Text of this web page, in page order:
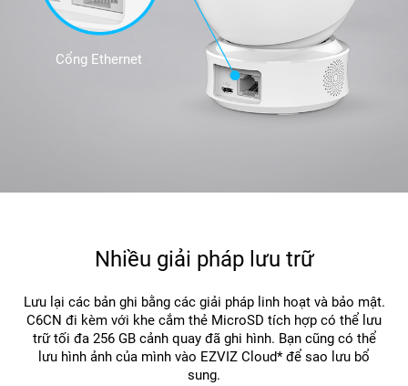
Cổng Ethernet
Nhiều giải pháp lưu trữ
Lưu lại các bản ghi bằng các giải pháp linh hoạt và bảo mật.
C6CN đi kèm với khe cắm thẻ MicroSD tích hợp có thể lưu
trữ tối đa 256 GB cảnh quay đã ghi hình. Bạn cũng có thể
lưu hình ảnh của mình vào EZVIZ Cloud* để sao lưu bổ
sung.